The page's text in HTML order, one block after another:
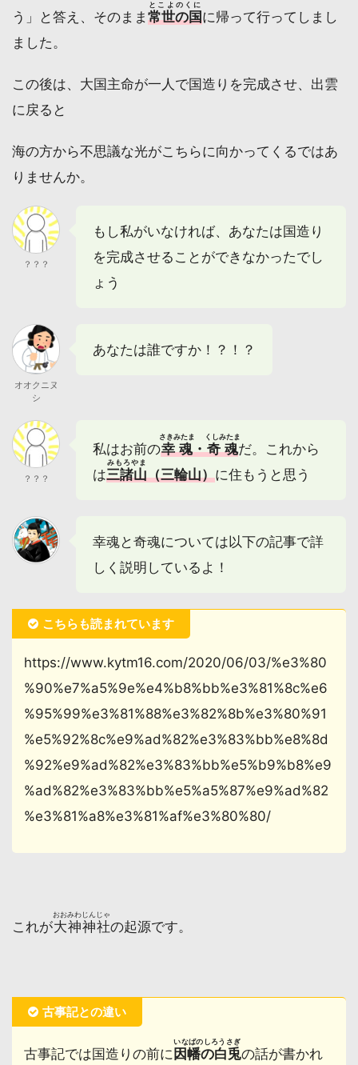
う」と答え、そのまま 常世の国
とこよのくに
に帰って行ってしまし
ました。
この後は、大国主命が一人で国造りを完成させ、出雲
に戻ると
海の方から不思議な光がこちらに向かってくるではあ
りませんか。
？？？
もし私がいなければ、あなたは国造り
を完成させることができなかったでし
ょう
オオクニヌ
シ
あなたは誰ですか！？！？
？？？
私はお前の幸魂
さきみたま
・奇魂
くしみたま
だ。これから
は三諸山
みもろやま
（三輪山）に住もうと思う
幸魂と奇魂については以下の記事で詳
しく説明しているよ！
こちらも読まれています
https://www.kytm16.com/2020/06/03/%e3%80
%90%e7%a5%9e%e4%b8%bb%e3%81%8c%e6
%95%99%e3%81%88%e3%82%8b%e3%80%91
%e5%92%8c%e9%ad%82%e3%83%bb%e8%8d
%92%e9%ad%82%e3%83%bb%e5%b9%b8%e9
%ad%82%e3%83%bb%e5%a5%87%e9%ad%82
%e3%81%a8%e3%81%af%e3%80%80/
これが大神神社
おおみわじんじゃ
の起源です。
古事記との違い
古事記では国造りの前に 因幡の白兎
いなばのしろうさぎ
の話が書かれ